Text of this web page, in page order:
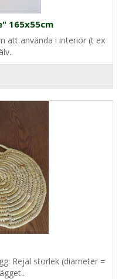
165x55cm
att använda i interiör (t ex
Rejäl storlek (diameter =